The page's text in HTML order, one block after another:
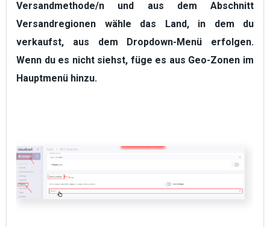
Versandmethode/n und aus dem Abschnitt
Versandregionen wähle das Land, in dem du
verkaufst, aus dem Dropdown-Menü erfolgen.
Wenn du es nicht siehst, füge es aus Geo-Zonen im
Hauptmenü hinzu.